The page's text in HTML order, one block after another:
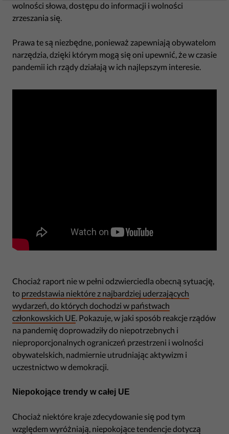
wolności słowa, dostępu do informacji i wolności
zrzeszania się.
Prawa te są niezbędne, ponieważ zapewniają obywatelom
narzędzia, dzięki którym mogą się oni upewnić, że w czasie
pandemii ich rządy działają w ich najlepszym interesie.
Chociaż raport nie w pełni odzwierciedla obecną sytuację,
to przedstawia niektóre z najbardziej uderzających
wydarzeń, do których dochodzi w państwach
członkowskich UE. Pokazuje, w jaki sposób reakcje rządów
na pandemię doprowadziły do niepotrzebnych i
nieproporcjonalnych ograniczeń przestrzeni i wolności
obywatelskich, nadmiernie utrudniając aktywizm i
uczestnictwo w demokracji.
Niepokojące trendy w całej UE
Chociaż niektóre kraje zdecydowanie się pod tym
względem wyróżniają, niepokojące tendencje dotyczą